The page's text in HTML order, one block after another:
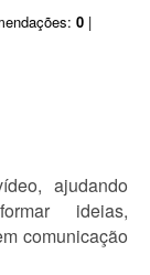
0 |
ajudando
ideias,
comunicação